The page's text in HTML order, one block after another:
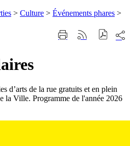
> Culture > Événements phares >
ImprimerGénérer
sur
d’arts de la rue gratuits et en plein
la Ville. Programme de l'année 2026